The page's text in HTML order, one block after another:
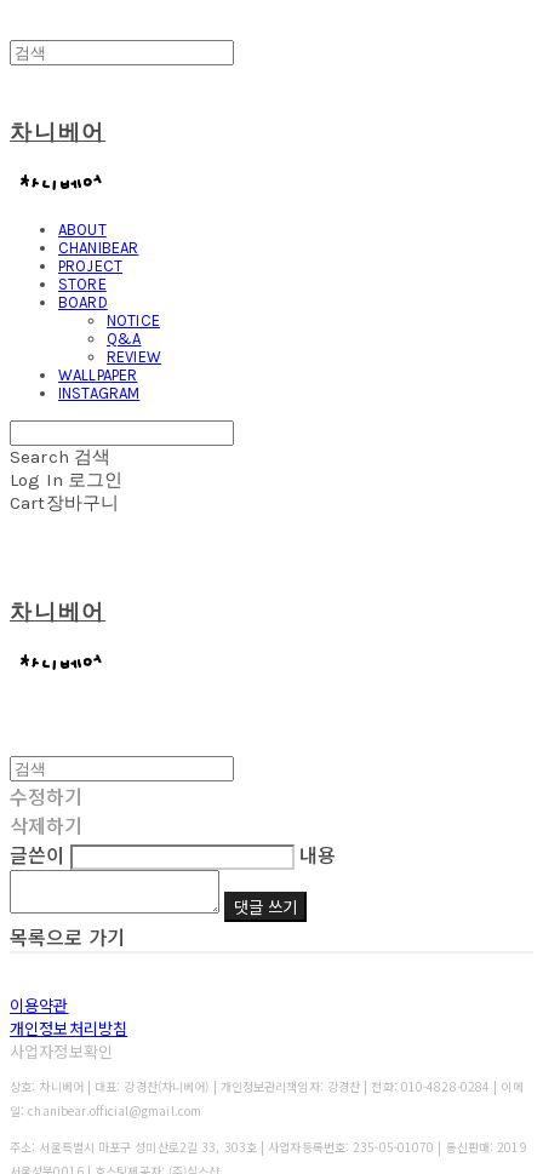
차니베어
ABOUT
CHANIBEAR
PROJECT
STORE
BOARD
NOTICE
Q&A
REVIEW
WALLPAPER
INSTAGRAM
Search 검색
Log In 로그인
Cart장바구니
차니베어
수정하기
삭제하기
글쓴이
내용
댓글 쓰기
목록으로 가기
이용약관
개인정보처리방침
사업자정보확인
상호: 차니베어 | 대표: 강경찬(차니베어) | 개인정보관리책임자: 강경찬 | 전화: 010-4828-0284 | 이메
일: chanibear.official@gmail.com
주소: 서울특별시 마포구 성미산로2길 33, 303호 | 사업자등록번호:235-05-01070 | 통신판매:2019